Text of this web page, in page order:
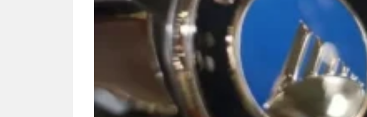
dan Vicky Prasetyo, kini merambah
dunia kuliner dengan membuka
Ayam Panggang! Cuma Rp
15 Ribu, Resep Rahasia
Mami Bikin Nagih!
eat Kakkoii All You Can Eat
Bandung menghadirkan
penawaran spesial ...
Sambut 2026, Kakkoii
Bandung Hadirkan Pesta All
You Can Eat Mulai Rp
145.000